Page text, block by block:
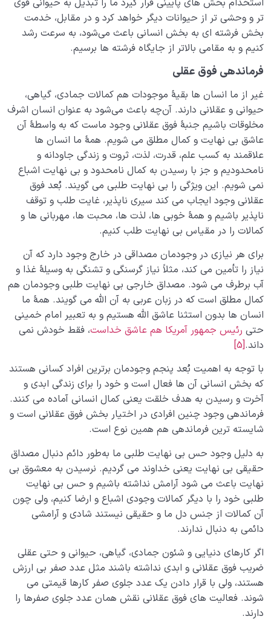
استخدام بخش‌ های پایینی قرار گیرد ما را تبدیل به حیوانی قوی‌
تر و وحشی‌ تر از حیوانات دیگر خواهد کرد و در مقابل، خدمت
بخش فرشته‌ ای به بخش انسانی باعث می‌شود، به سرعت رشد
کنیم و به مقامی بالاتر از جایگاه فرشته‌ ها برسیم.
فرماندهی فوق عقلی
غیر از ما انسان‌ ها بقیۀ موجودات هم کمالات جمادی، گیاهی،
حیوانی و عقلانی دارند. آن‌چه باعث می‌شود به عنوان انسان اشرف
مخلوقات باشیم جنبۀ فوق عقلانی وجود ماست که به‌ واسطۀ آن
عاشق بی‌ نهایت و کمال‌ مطلق می‌ شویم. همۀ ما انسان‌ ها
علاقمند به کسب علم، قدرت، لذت، ثروت و زندگی جاودانه و
نامحدودیم و جز با رسیدن به کمال نامحدود و بی‌ نهایت اشباع
نمی‌ شویم. این ویژگی را بی‌ نهایت‌ طلبی می‌ گویند. بُعد فوق
عقلانی وجود ایجاب می‌ کند سیری‌ ناپذیر، غایت‌ طلب و توقف‌
نا‌پذیر باشیم و همۀ خوبی ­ها، لذت ها، محبت ها، مهربانی ها و
کمالات را در مقیاس بی‌ نهایت طلب ‌کنیم.
برای هر نیازی در وجودمان مصداقی در خارج وجود دارد که آن
نیاز را تأمین می‌ کند، مثلاً نیاز گرسنگی و تشنگی به وسیلۀ غذا و
آب برطرف می‌ شود. مصداق خارجی بی‌ نهایت طلبی وجودمان هم
کمال مطلق است که در زبان عربی به آن الله می‌ گویند. همۀ ما
انسان‌ ها بدون استثنا عاشق الله هستیم و به تعبیر امام خمینی
حتی رئیس‌ جمهور آمریکا هم عاشق خداست، فقط خودش نمی‌
داند.[5]
با توجه به اهمیت بُعد پنجم وجودمان برترین افراد کسانی هستند
که بخش انسانی آن‌ ها فعال است و خود را برای زندگی ابدی و
آخرت و رسیدن به هدف خلقت یعنی کمال انسانی آماده می‌ کنند.
فرماندهی وجود چنین افرادی در اختیار بخش فوق عقلانی است و
شایسته‌ ترین فرماندهی هم همین نوع است.
به دلیل وجود حس بی‌ نهایت‌ طلبی ما به‌طور دائم دنبال مصداق
حقیقی بی‌ نهایت یعنی خداوند می‌ گردیم. نرسیدن به معشوق بی‌
نهایت باعث می‌ شود آرامش نداشته باشیم و حس‌ بی‌ نهایت‌
طلبی خود را با دیگر کمالات وجودی‌ اشباع و ارضا کنیم، ولی چون
آن کمالات از جنس دل‌ ما و حقیقی نیستند شادی و آرامشی
دائمی به دنبال ندارند.
اگر کارهای دنیایی و شئون جمادی، گیاهی، حیوانی و حتی عقلی
ضریب فوق‌ عقلانی و ابدی نداشته باشند مثل عدد صفر بی‌ ارزش
هستند، ولی با قرار دادن یک عدد جلوی صفر کارها قیمتی می‌
شوند. فعالیت‌ های فوق‌ عقلانی نقش همان عدد جلوی صفرها را
دارند.